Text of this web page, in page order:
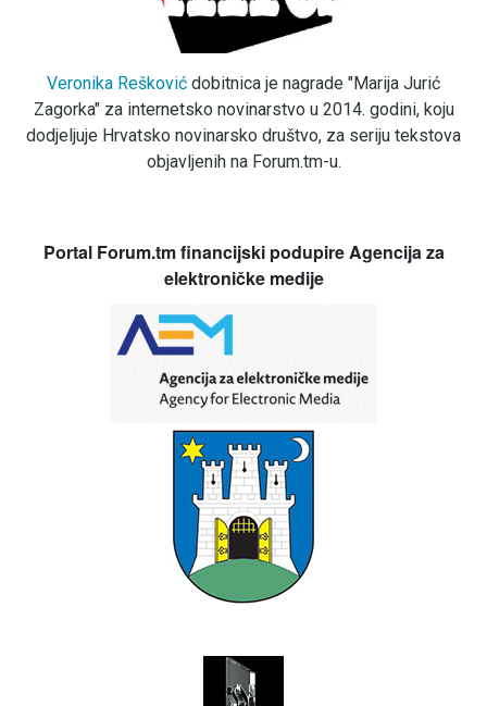
Veronika Rešković dobitnica je nagrade "Marija Jurić
Zagorka" za internetsko novinarstvo u 2014. godini, koju
dodjeljuje Hrvatsko novinarsko društvo, za seriju tekstova
objavljenih na Forum.tm-u.
Portal Forum.tm financijski podupire Agencija za
elektroničke medije